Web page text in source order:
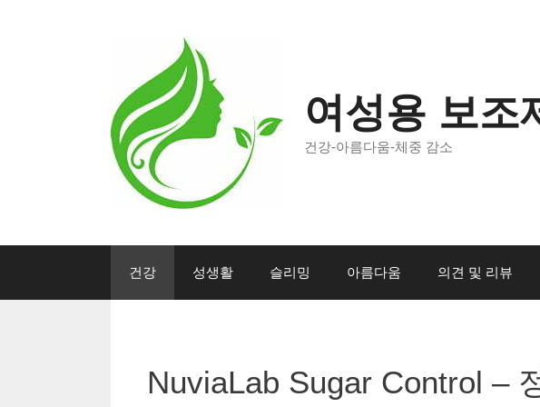
여성용 보조
건강-아름다움-체중 감소
건강 성생활 슬리밍 아름다움 의견 및 리뷰
NuviaLab Sugar Control –